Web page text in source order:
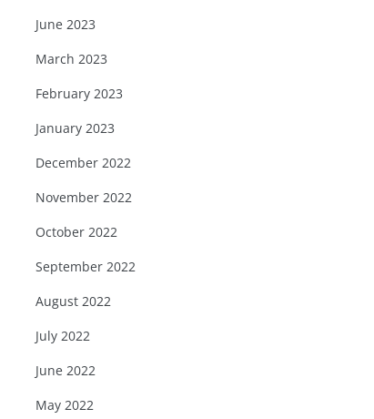
June 2023
March 2023
February 2023
January 2023
December 2022
November 2022
October 2022
September 2022
August 2022
July 2022
June 2022
May 2022